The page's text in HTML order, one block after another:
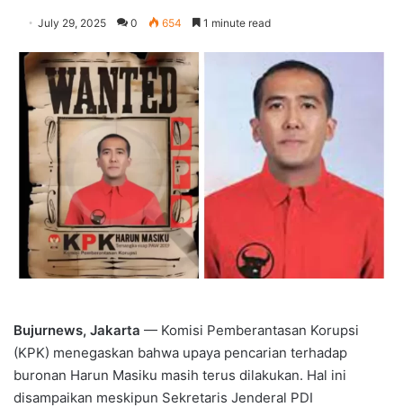
July 29, 2025 0 654 1 minute read
Bujurnews, Jakarta — Komisi Pemberantasan Korupsi
(KPK) menegaskan bahwa upaya pencarian terhadap
buronan Harun Masiku masih terus dilakukan. Hal ini
disampaikan meskipun Sekretaris Jenderal PDI